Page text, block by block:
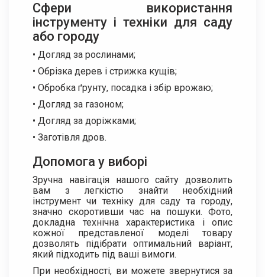
Сфери використання
інструменту і техніки для саду
або городу
• Догляд за рослинами;
• Обрізка дерев і стрижка кущів;
• Обробка ґрунту, посадка і збір врожаю;
• Догляд за газоном;
• Догляд за доріжками;
• Заготівля дров.
Допомога у виборі
Зручна навігація нашого сайту дозволить
вам з легкістю знайти необхідний
інструмент чи техніку для саду та городу,
значно скоротивши час на пошуки. Фото,
докладна технічна характеристика і опис
кожної представленої моделі товару
дозволять підібрати оптимальний варіант,
який підходить під ваші вимоги.
При необхідності, ви можете звернутися за